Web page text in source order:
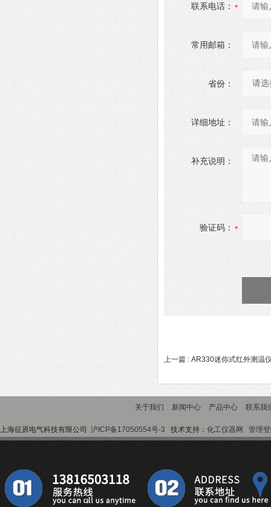
联系电话：
常用邮箱：
省份：
详细地址：
补充说明：
验证码：
上一篇 : AR330迷你式红外测温
关于我们 新闻中心 产品中心 联系我
上海征原电气科技有限公司 沪ICP备17050554号-3 技术支持： 化工仪器网 管理